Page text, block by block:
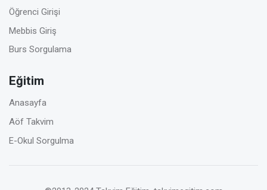
Öğrenci Girişi
Mebbis Giriş
Burs Sorgulama
Eğitim
Anasayfa
Aöf Takvim
E-Okul Sorgulma